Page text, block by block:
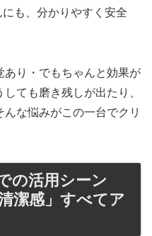
も、分かりやすく安全
り・でもちゃんと効果が
ても磨き残しが出たり、
な悩みがこの一台でクリ
の活用シーン
潔感」すべてア